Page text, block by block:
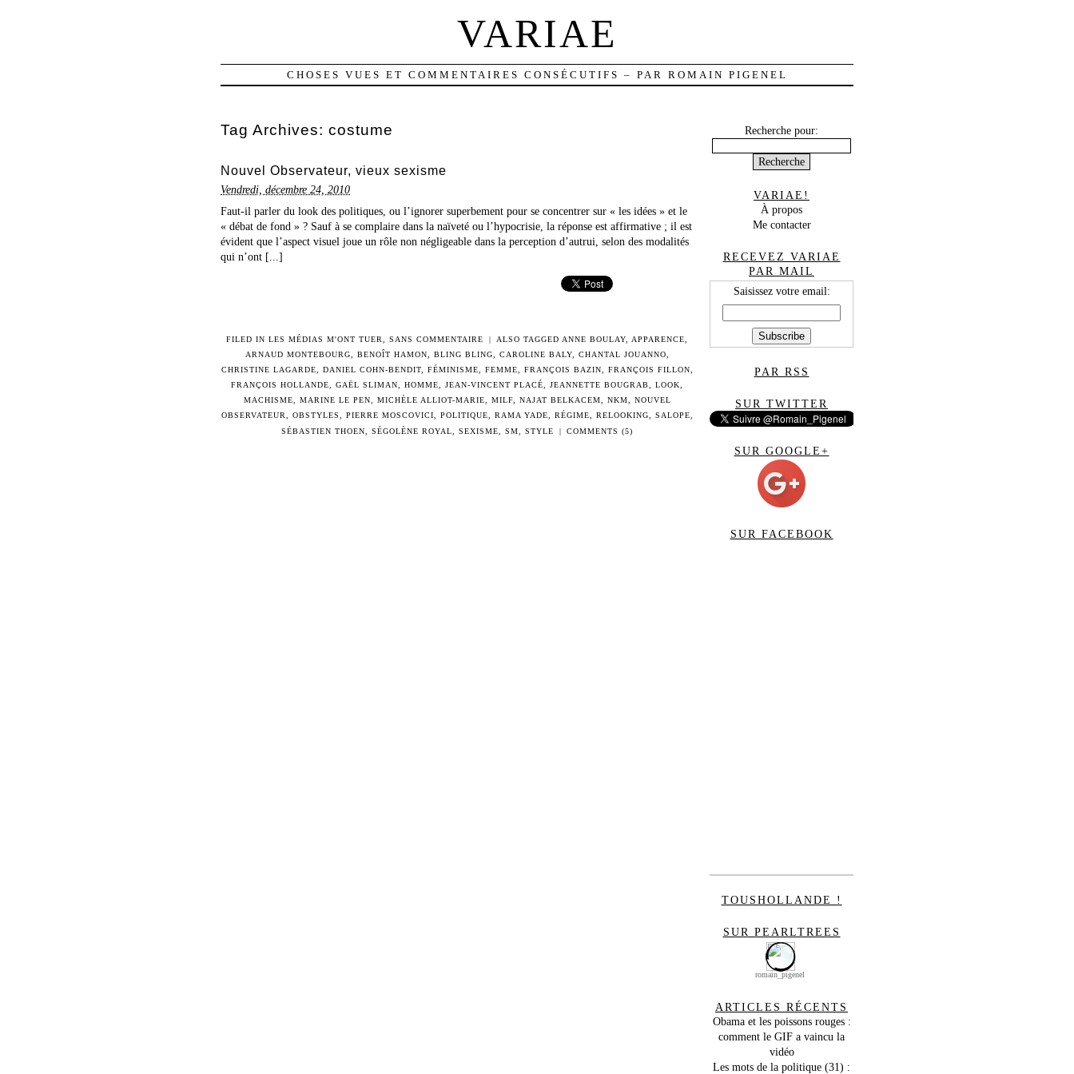
VARIAE
CHOSES VUES ET COMMENTAIRES CONSÉCUTIFS – PAR ROMAIN PIGENEL
Tag Archives: costume
Nouvel Observateur, vieux sexisme
Vendredi, décembre 24, 2010
Faut-il parler du look des politiques, ou l’ignorer superbement pour se concentrer sur « les idées » et le
« débat de fond » ? Sauf à se complaire dans la naïveté ou l’hypocrisie, la réponse est affirmative ; il est
évident que l’aspect visuel joue un rôle non négligeable dans la perception d’autrui, selon des modalités
qui n’ont [...]
FILED INLES MÉDIAS M'ONT TUER ,SANS COMMENTAIRE | ALSO TAGGED ANNE BOULAY, APPARENCE
ARNAUD MONTEBOURG
BENOÎT HAMON BLING BLING CAROLINE BALY, CHANTAL JOUANNO
CHRISTINE LAGARDE
DANIEL COHN-BENDIT, FÉMINISME FEMME FRANÇOIS BAZIN FRANÇOIS FILLON
FRANÇOIS HOLLANDE
GAËL SLIMAN HOMME JEAN-VINCENT PLACÉ JEANNETTE BOUGRAB LOOK
MACHISME
MARINE LE PEN MICHÈLE ALLIOT-MARIE MILF, NAJAT BELKACEM NKM
NOUVEL
OBSERVATEUR
OBSTYLES PIERRE MOSCOVICI POLITIQUE RAMA YADE RÉGIME RELOOKING SALOPE
SÉBASTIEN THOEN
,SÉGOLÈNE ROYAL ,SEXISME ,SM ,STYLE | COMMENTS (5)
Recherche pour:
VARIAE!
À propos
Me contacter
RECEVEZ VARIAE
PAR MAIL
Saisissez votre email:
PAR RSS
SUR TWITTER
SUR GOOGLE+
SUR FACEBOOK
TOUSHOLLANDE !
SUR PEARLTREES
romain_pigenel
ARTICLES RÉCENTS
Obama et les poissons rouges :
comment le GIF a vaincu la
vidéo
Les mots de la politique (31) :